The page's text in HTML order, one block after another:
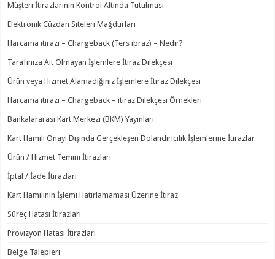
Müşteri İtirazlarının Kontrol Altında Tutulması
Elektronik Cüzdan Siteleri Mağdurları
Harcama itirazı – Chargeback (Ters ibraz) – Nedir?
Tarafınıza Ait Olmayan İşlemlere İtiraz Dilekçesi
Ürün veya Hizmet Alamadığınız İşlemlere İtiraz Dilekçesi
Harcama itirazı – Chargeback – itiraz Dilekçesi Örnekleri
Bankalararası Kart Merkezi (BKM) Yayınları
Kart Hamili Onayı Dışında Gerçekleşen Dolandırıcılık İşlemlerine İtirazlar
Ürün / Hizmet Temini İtirazları
İptal / İade İtirazları
Kart Hamilinin İşlemi Hatırlamaması Üzerine İtiraz
Süreç Hatası İtirazları
Provizyon Hatası İtirazları
Belge Talepleri